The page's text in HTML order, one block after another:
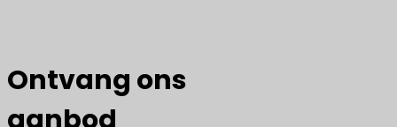
Ontvang ons
aanbod